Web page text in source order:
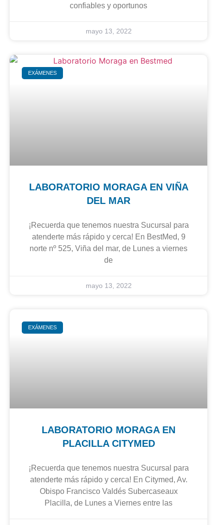
confiables y oportunos
mayo 13, 2022
EXÁMENES
LABORATORIO MORAGA EN VIÑA
DEL MAR
¡Recuerda que tenemos nuestra Sucursal para
atenderte más rápido y cerca! En BestMed, 9
norte nº 525, Viña del mar, de Lunes a viernes
de
mayo 13, 2022
EXÁMENES
LABORATORIO MORAGA EN
PLACILLA CITYMED
¡Recuerda que tenemos nuestra Sucursal para
atenderte más rápido y cerca! En Citymed, Av.
Obispo Francisco Valdés Subercaseaux
Placilla, de Lunes a Viernes entre las